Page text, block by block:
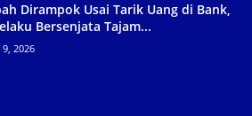
Dirampok Usai Tarik Uang di Bank,
Bersenjata Tajam...
2026